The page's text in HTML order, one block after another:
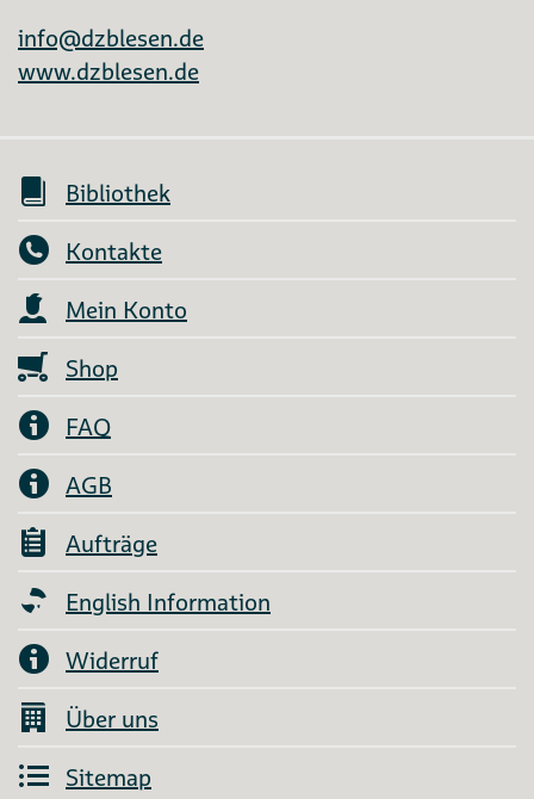
info@dzblesen.de
www.dzblesen.de
Bibliothek
Kontakte
Mein Konto
Shop
FAQ
AGB
Aufträge
English Information
Widerruf
Über uns
Sitemap